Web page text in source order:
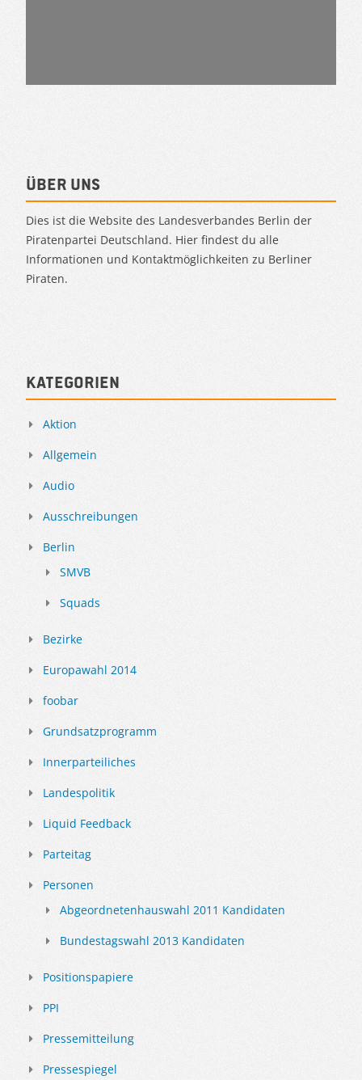
Über uns
Dies ist die Website des Landesverbandes Berlin der
Piratenpartei Deutschland. Hier findest du alle
Informationen und Kontaktmöglichkeiten zu Berliner
Piraten.
Kategorien
Aktion
Allgemein
Audio
Ausschreibungen
Berlin
SMVB
Squads
Bezirke
Europawahl 2014
foobar
Grundsatzprogramm
Innerparteiliches
Landespolitik
Liquid Feedback
Parteitag
Personen
Abgeordnetenhauswahl 2011 Kandidaten
Bundestagswahl 2013 Kandidaten
Positionspapiere
PPI
Pressemitteilung
Pressespiegel